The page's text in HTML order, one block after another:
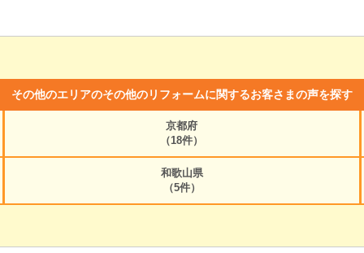
その他のエリアのその他のリフォームに関するお客さまの声を探す
京都府
（18件）
和歌山県
（5件）